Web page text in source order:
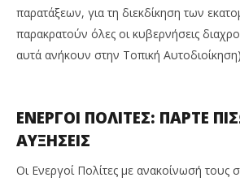
παρατάξεων, για τη διεκδίκηση των
παρακρατούν όλες οι κυβερνήσεις
αυτά ανήκουν στην Τοπική
ΕΝΕΡΓΟΙ ΠΟΛΙΤΕΣ: ΠΑΡΤΕ
ΑΥΞΗΣΕΙΣ
Οι Ενεργοί Πολίτες με ανακοίνωσή τους